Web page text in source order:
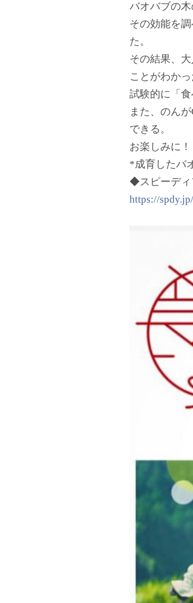
バオバブの木
その効能を
た。
その結果、
ことがわか
試験的に「
また、のん
できる。
お楽しみに！
*成育したバ
◆スピーディ
https://